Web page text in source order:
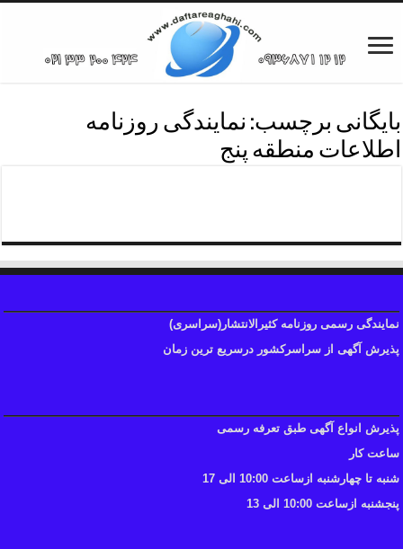
بایگانی برچسب: نمایندگی روزنامه
اطلاعات منطقه پنج
نمایندگی رسمی روزنامه کثیرالانتشار(سراسری)
پذیرش آگهی از سراسرکشور درسریع ترین زمان
پذیرش انواع آگهی طبق تعرفه رسمی
ساعت کار
شنبه تا چهارشنبه ازساعت 10:00 الی 17
پنجشنبه ازساعت 10:00 الی 13